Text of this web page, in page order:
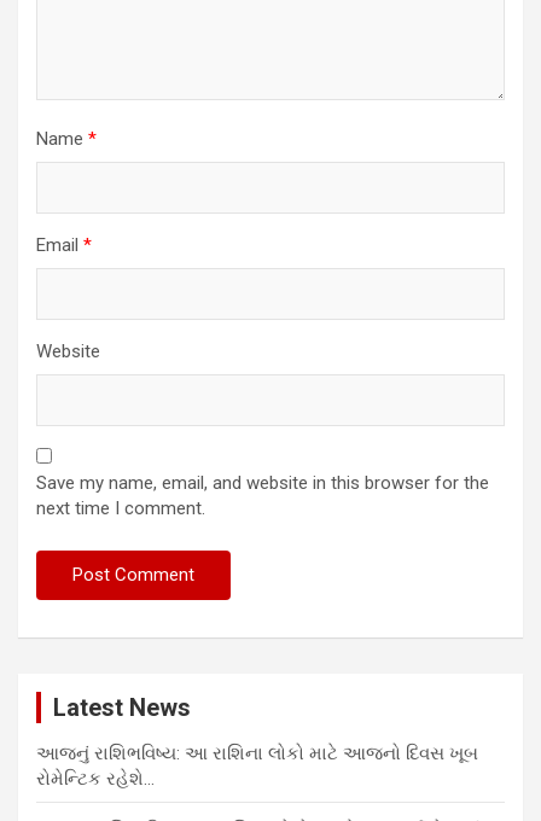
Name *
Email *
Website
Save my name, email, and website in this browser for the
next time I comment.
Latest News
આજનું રાશિભવિષ્ય: આ રાશિના લોકો માટે આજનો દિવસ ખૂબ
રોમેન્ટિક રહેશે…